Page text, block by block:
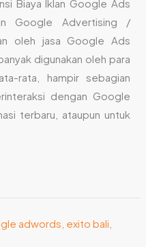
Biaya Iklan Google Ads
Google Advertising /
oleh jasa Google Ads
digunakan oleh para
rata, hampir sebagian
dengan Google
terbaru, ataupun untuk